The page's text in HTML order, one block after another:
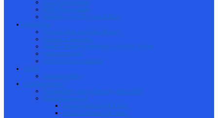
2021 Členovia klubu
2020 Členovia klubu
Napísali o nás v RC Cars 9/2012
Autodráha
Meranie časov autodráha Trnava
Jazdenie na autodráhe
Varianty asfaltovej autodráhy – Auto RC Trnava
Meranie treningu
Občerstvenie na autodráhe
Videá
Zahraničné dráhy
Trnavský pohár
Pravidlá Hudy series-Trnavský pohár 2025
Prihlásení na pretek
Zoznam prihlásených 1 kolo
Zoznam prihlásených 2 kolo